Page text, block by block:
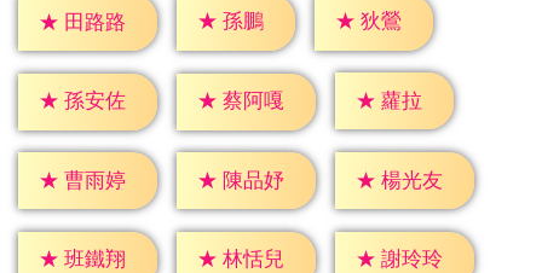
★ 田路路 ★ 孫鵬 ★ 狄鶯
★ 孫安佐 ★ 蔡阿嘎 ★ 蘿拉
★ 曹雨婷 ★ 陳品妤 ★ 楊光友
★ 班鐵翔 ★ 林恬兒 ★ 謝玲玲